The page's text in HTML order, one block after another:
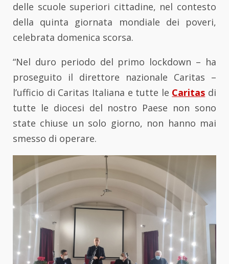
delle scuole superiori cittadine, nel contesto
della quinta giornata mondiale dei poveri,
celebrata domenica scorsa.
“Nel duro periodo del primo lockdown – ha
proseguito il direttore nazionale Caritas –
l’ufficio di Caritas Italiana e tutte le Caritas di
tutte le diocesi del nostro Paese non sono
state chiuse un solo giorno, non hanno mai
smesso di operare.